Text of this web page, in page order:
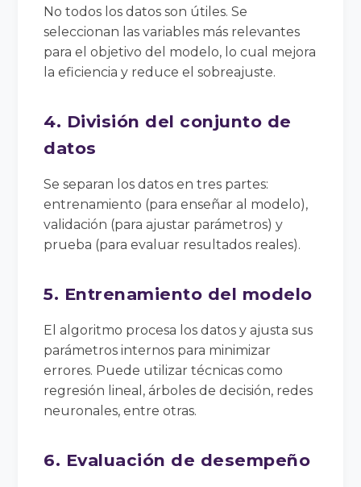
No todos los datos son útiles. Se
seleccionan las variables más relevantes
para el objetivo del modelo, lo cual mejora
la eficiencia y reduce el sobreajuste.
4. División del conjunto de
datos
Se separan los datos en tres partes:
entrenamiento (para enseñar al modelo),
validación (para ajustar parámetros) y
prueba (para evaluar resultados reales).
5. Entrenamiento del modelo
El algoritmo procesa los datos y ajusta sus
parámetros internos para minimizar
errores. Puede utilizar técnicas como
regresión lineal, árboles de decisión, redes
neuronales, entre otras.
6. Evaluación de desempeño